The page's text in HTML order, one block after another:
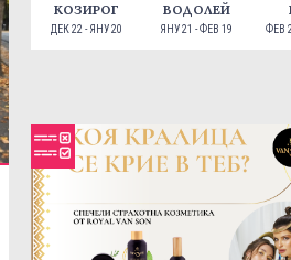
КОЗИРОГ
ДЕК 22 - ЯНУ 20
ВОДОЛЕЙ
ЯНУ 21 - ФЕВ 19 ФЕВ